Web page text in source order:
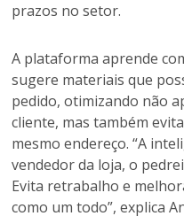
prazos no setor.
A plataforma aprende
sugere materiais que
pedido, otimizando não
cliente, mas também
mesmo endereço. “A
vendedor da loja, o
Evita retrabalho e
como um todo”, explica